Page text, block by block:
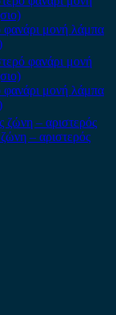
φανάρι μονή λάμπα
φανάρι μονή λάμπα
– αριστερός